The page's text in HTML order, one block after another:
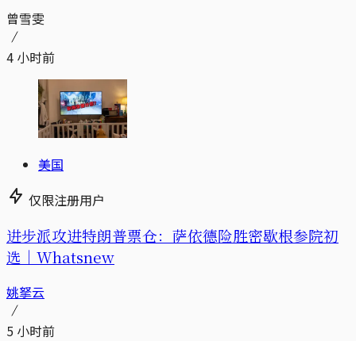
曾雪雯
4 小时前
美国
仅限注册用户
进步派攻进特朗普票仓：萨依德险胜密歇根参院初
选｜Whatsnew
姚拏云
5 小时前